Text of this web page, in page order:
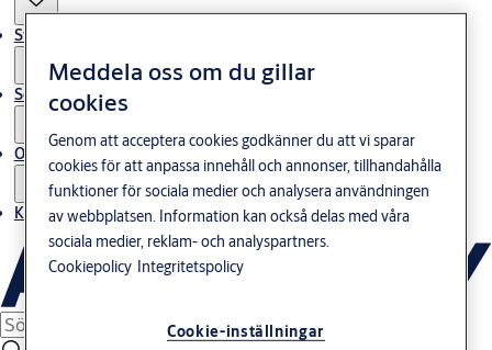
Stories
Service
Om oss
Kontakta oss
Meddela oss om du gillar
cookies
Genom att acceptera cookies godkänner du att vi sparar
cookies för att anpassa innehåll och annonser, tillhandahålla
funktioner för sociala medier och analysera användningen
av webbplatsen. Information kan också delas med våra
sociala medier, reklam- och analyspartners.
Cookiepolicy Integritetspolicy
Cookie-inställningar